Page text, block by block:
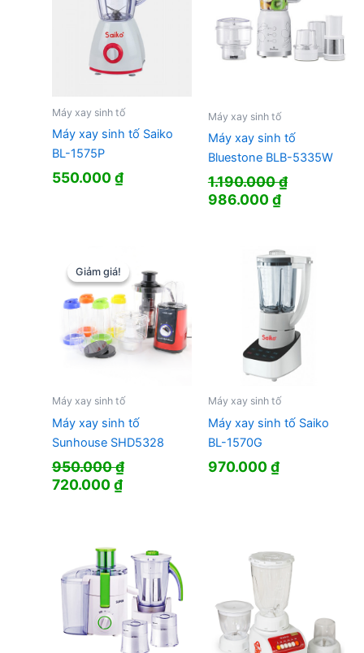
Máy xay sinh tố
Máy xay sinh tố Saiko
BL-1575P
550.000₫
Máy xay sinh tố
Máy xay sinh tố
Bluestone BLB-5335W
1.190.000₫
Giá
1.190.000 ₫.
986.000₫Giá
là:
986.000 ₫.
Giảm giá!
Giảm giá!
Máy xay sinh tố
Máy xay sinh tố
Sunhouse SHD5328
950.000₫
Giá
720.000₫Giá
720.000 ₫.
Máy xay sinh tố
Máy xay sinh tố Saiko
BL-1570G
970.000₫